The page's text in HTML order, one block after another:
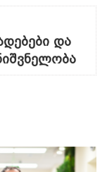
და